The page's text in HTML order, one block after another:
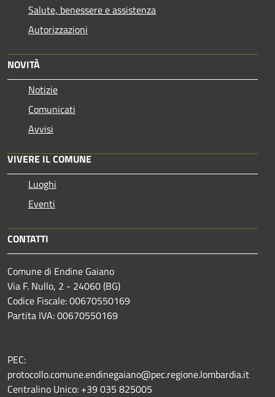
Salute, benessere e assistenza
Autorizzazioni
NOVITÀ
Notizie
Comunicati
Avvisi
VIVERE IL COMUNE
Luoghi
Eventi
CONTATTI
Comune di Endine Gaiano
Via F. Nullo, 2 - 24060 (BG)
Codice Fiscale: 00670550169
Partita IVA: 00670550169
PEC:
protocollo.comune.endinegaiano@pec.regione.lombardia.it
Centralino Unico: +39 035 825005